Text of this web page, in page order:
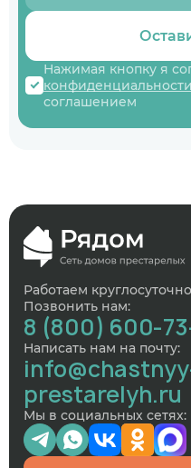
Нажимая кнопку я
конфиденциальности
соглашением
Работаем
Позвонить нам:
8 (800) 600-
Написать нам на почту:
prestarelyh.ru
Мы в социальных сетях: